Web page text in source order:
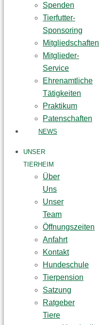
Spenden
Tierfutter-
Sponsoring
Mitgliedschaften
Mitglieder-
Service
Ehrenamtliche
Tätigkeiten
Praktikum
Patenschaften
NEWS
UNSER
TIERHEIM
Über
Uns
Unser
Team
Öffnungszeiten
Anfahrt
Kontakt
Hundeschule
Tierpension
Satzung
Ratgeber
Tiere